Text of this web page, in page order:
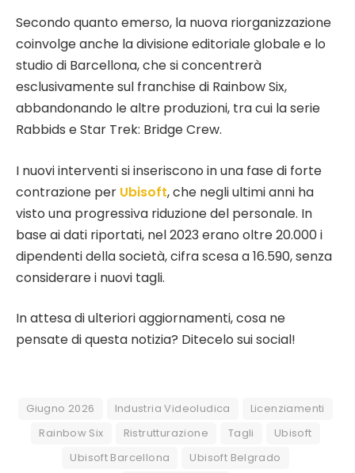
Secondo quanto emerso, la nuova riorganizzazione
coinvolge anche la divisione editoriale globale e lo
studio di Barcellona, che si concentrerà
esclusivamente sul franchise di Rainbow Six,
abbandonando le altre produzioni, tra cui la serie
Rabbids e Star Trek: Bridge Crew.
I nuovi interventi si inseriscono in una fase di forte
contrazione per Ubisoft, che negli ultimi anni ha
visto una progressiva riduzione del personale. In
base ai dati riportati, nel 2023 erano oltre 20.000 i
dipendenti della società, cifra scesa a 16.590, senza
considerare i nuovi tagli.
In attesa di ulteriori aggiornamenti, cosa ne
pensate di questa notizia? Ditecelo sui social!
Giugno 2026 Industria Videoludica
Licenziamenti
Rainbow Six
Ristrutturazione Tagli
Ubisoft
Ubisoft Barcellona
Ubisoft Belgrado